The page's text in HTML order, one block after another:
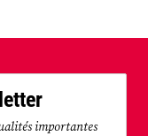
importantes